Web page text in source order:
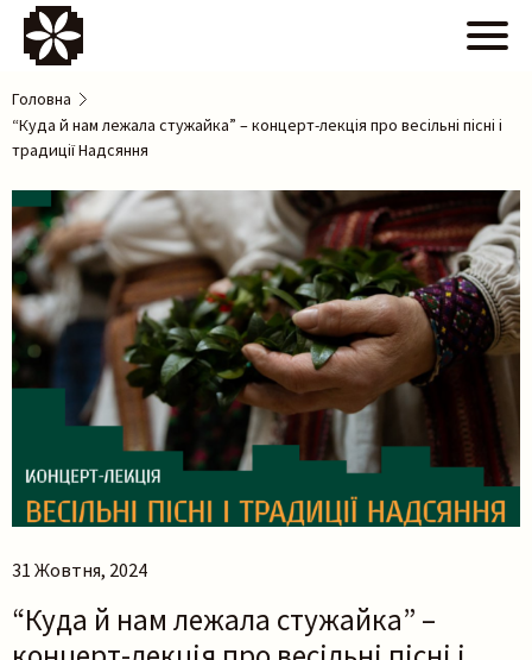
Головна
“Куда й нам лежала стужайка” – концерт-лекція про весільні пісні і
традиції Надсяння
31 Жовтня, 2024
“Куда й нам лежала стужайка” –